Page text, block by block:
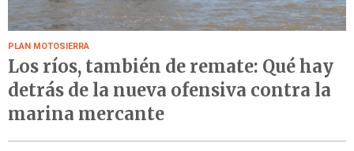
PLAN MOTOSIERRA
Los ríos, también de remate: Qué hay
detrás de la nueva ofensiva contra la
marina mercante